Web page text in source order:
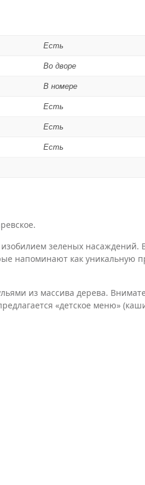
Есть
Во дворе
В номере
Есть
Есть
Есть
зеленых насаждений.
напоминают как уникальную
из массива дерева.
«детское меню»